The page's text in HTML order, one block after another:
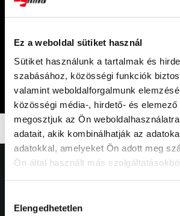
Ez a weboldal sütiket használ
Sütiket használunk a tartalmak és
szabásához, közösségi funkciók
valamint weboldalforgalmunk
közösségi média-, hirdető- és
megosztjuk az Ön
adatait, akik kombinálhatják az
adatokkal, amelyeket Ön adott meg
Ön által használt más
kiválasztása
Elengedhetetlen
theprivacy policy.*
Sign up*